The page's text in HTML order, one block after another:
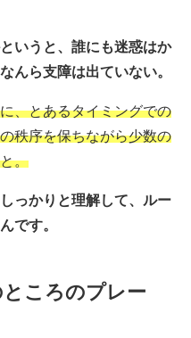
いうと、誰にも迷惑はか
んら支障は出ていない。
、とあるタイミングでの
秩序を保ちながら少数の
。
っかりと理解して、ルー
です。
ころのプレー